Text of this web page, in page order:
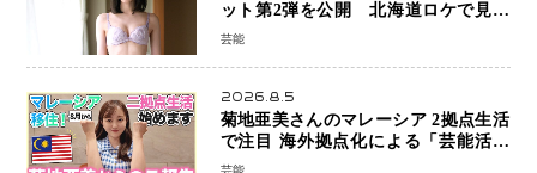
ット第2弾を公開 北海道ロケで見せ
た“大人の魅力”と新たな挑戦
芸能
2026.8.5
菊地亜美さんのマレーシア 2拠点生活
で注目 海外拠点化による「芸能活動
と税務」の関係とは